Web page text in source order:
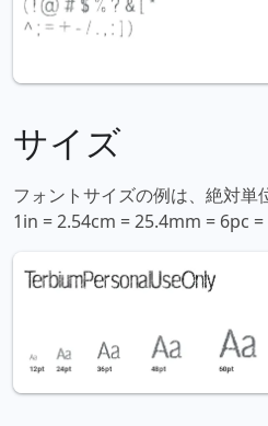
サイズ
フォントサイズの例は、絶対
1in = 2.54cm = 25.4mm = 6pc =